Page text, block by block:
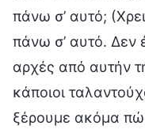
πάνω σ’ αυτό;
πάνω σ’ αυτό. Δεν
αρχές από αυτήν
κάποιοι
ξέρουμε ακόμα